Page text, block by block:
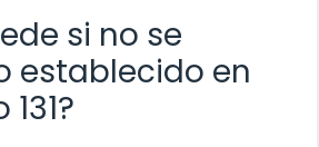
si no se
establecido en